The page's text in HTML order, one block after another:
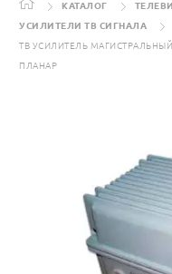
КАТАЛОГ
УСИЛИТЕЛИ ТВ СИГНАЛА
ТВ УСИЛИТЕЛЬ
ПЛАНАР